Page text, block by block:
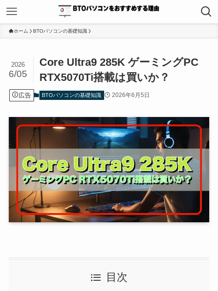
ホーム BTOパソコンの基礎知識
Core Ultra9 285K ゲーミングPC
RTX5070Ti搭載は買いか？
2026
6/05
広告 BTOパソコンの基礎知識 2026年6月5日
目次